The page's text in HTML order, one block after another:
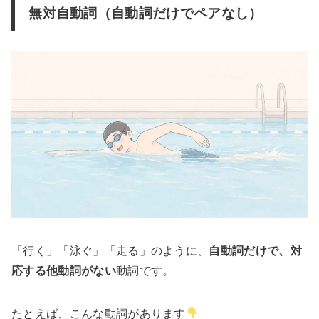
無対自動詞（自動詞だけでペアなし）
「行く」「泳ぐ」「走る」のように、 自動詞だけで、対
応する他動詞がない動詞です。
たとえば、こんな動詞があります